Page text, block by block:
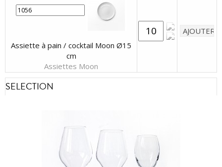
Assiette à pain / cocktail Moon Ø15
cm
Assiettes Moon
SELECTION